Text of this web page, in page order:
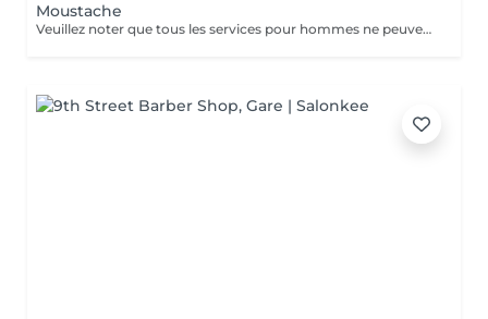
Moustache
Veuillez noter que tous les services pour hommes ne peuvent PAS être réservés en ligne. Merci d'appeler ou de passer pour réserver ces derniers. Quiconque ne respecte pas cela et réserve un service pour femme à la place ou utilise le compte d'une femme pour bloquer du temps pour le service d'un homme sera bloqué de toutes les réservations futures.